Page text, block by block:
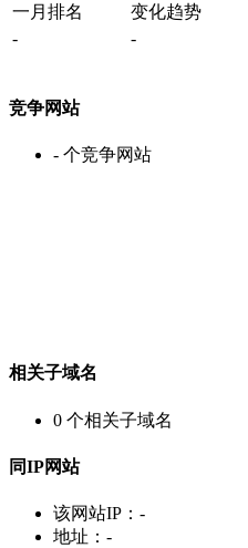
一月排名
变化趋势
-
-
竞争网站
- 个竞争网站
相关子域名
0 个相关子域名
同IP网站
该网站IP： -
地址： -